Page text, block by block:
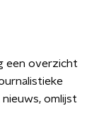
een overzicht
omlijst